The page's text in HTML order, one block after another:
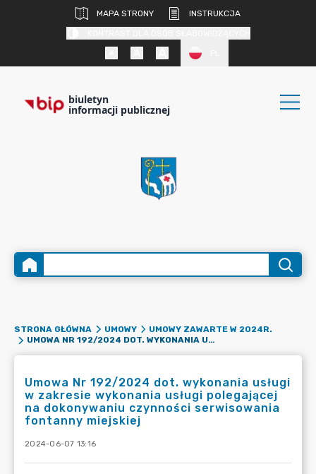
MAPA STRONY
INSTRUKCJA
biuletyn
informacji publicznej
STRONA GŁÓWNA UMOWY
UMOWY ZAWARTE W 2024R.
UMOWA NR 192/2024 DOT. WYKONANIA USŁUGI W ZAKRESIE WYKONANIA USŁUGI POLEGAJĄCEJ NA DOKONYWANIU CZYNNOŚCI SERWISOWANIA FONTANNY MIEJSKIEJ
Umowa Nr 192/2024 dot. wykonania usługi
w zakresie wykonania usługi polegającej
na dokonywaniu czynności serwisowania
fontanny miejskiej
2024-06-07 13:16